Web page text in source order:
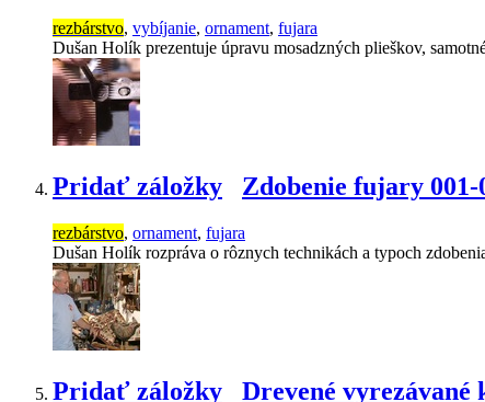
rezbárstvo, vybíjanie, ornament, fujara
Dušan Holík prezentuje úpravu mosadzných plieškov,
Pridať záložky Zdobenie fujary 001-
rezbárstvo, ornament, fujara
Dušan Holík rozpráva o rôznych technikách a typoch
Pridať záložky Drevené